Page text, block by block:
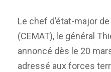
Le chef d’état-major
(CEMAT), le général
annoncé dès le 20
adressé aux forces